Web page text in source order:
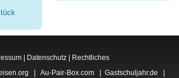
| Datenschutz | Rechtliches
Au-Pair-Box.com Gastschuljahr.de